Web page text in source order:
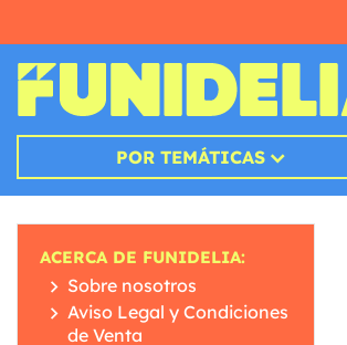
POR TEMÁTICAS
ACERCA DE FUNIDELIA:
Sobre nosotros
Aviso Legal y Condiciones
de Venta